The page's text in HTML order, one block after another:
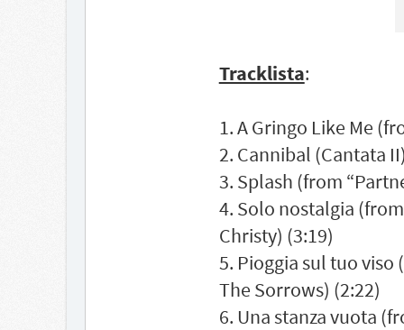
Tracklista:
1. A Gringo Like Me
2. Cannibal (Cantata
3. Splash (from
4. Solo nostalgia
Christy) (3:19)
5. Pioggia sul tuo viso
The Sorrows) (2:22)
6. Una stanza vuota